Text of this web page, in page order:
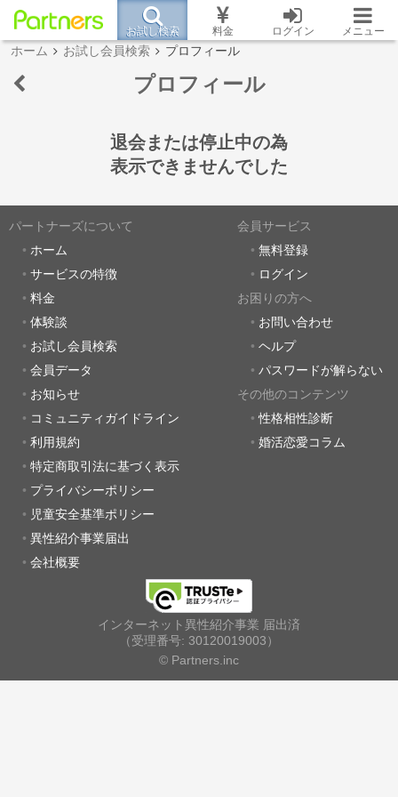
お試し検索 料金 ログイン メニュー
ホーム お試し会員検索 プロフィール
プロフィール
退会または停止中の為
表示できませんでした
パートナーズについて
ホーム
サービスの特徴
料金
体験談
お試し会員検索
会員データ
お知らせ
コミュニティガイドライン
利用規約
特定商取引法に基づく表示
プライバシーポリシー
児童安全基準ポリシー
異性紹介事業届出
会社概要
会員サービス
無料登録
ログイン
お困りの方へ
お問い合わせ
ヘルプ
パスワードが解らない
その他のコンテンツ
性格相性診断
婚活恋愛コラム
インターネット異性紹介事業 届出済
（受理番号: 30120019003）
© Partners.inc